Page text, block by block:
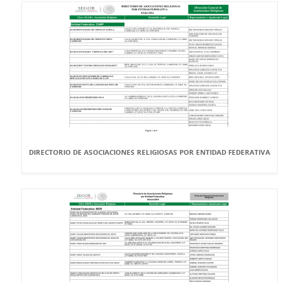
DIRECTORIO DE ASOCIACIONES RELIGIOSAS POR ENTIDAD FEDERATIVA